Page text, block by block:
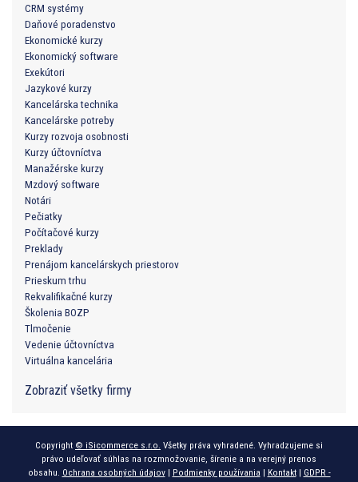
CRM systémy
Daňové poradenstvo
Ekonomické kurzy
Ekonomický software
Exekútori
Jazykové kurzy
Kancelárska technika
Kancelárske potreby
Kurzy rozvoja osobnosti
Kurzy účtovníctva
Manažérske kurzy
Mzdový software
Notári
Pečiatky
Počítačové kurzy
Preklady
Prenájom kancelárskych priestorov
Prieskum trhu
Rekvalifikačné kurzy
Školenia BOZP
Tlmočenie
Vedenie účtovníctva
Virtuálna kancelária
Zobraziť všetky firmy
Copyright © iSicommerce s.r.o. Všetky práva vyhradené. Vyhradzujeme si
právo udeľovať súhlas na rozmnožovanie, šírenie a na verejný prenos
obsahu. Ochrana osobných údajov| Podmienky používania | Kontakt| GDPR -